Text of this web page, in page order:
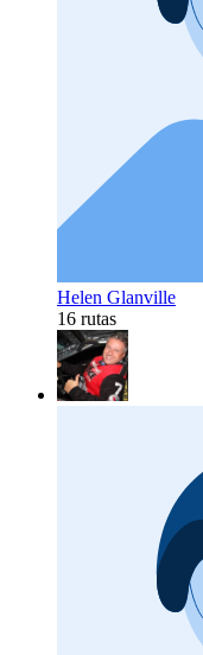
Helen Glanville
16 rutas